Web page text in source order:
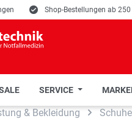
springen
E Shop-Bestellungen ab
SERVICE
& Bekleidung